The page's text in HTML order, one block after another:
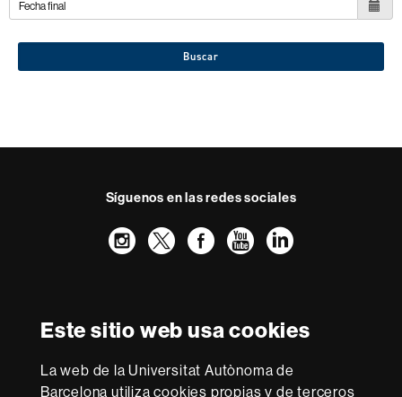
Este sitio web usa cookies
La web de la Universitat Autònoma de
Barcelona utiliza cookies propias y de terceros
Buscar
Síguenos en las redes sociales
Instagram
TwitterFacebook
Youtube
LinkedIn
Excellence
Research
-
Con la financiación de